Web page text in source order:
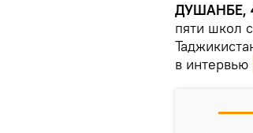
ДУШАНБЕ,
пяти школ
в интервью